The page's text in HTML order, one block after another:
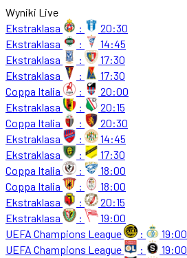
Wyniki Live
Ekstraklasa
:
20:30
Ekstraklasa
:
14:45
Ekstraklasa
:
17:30
Ekstraklasa
:
17:30
Coppa Italia
:
20:00
Ekstraklasa
:
20:15
Coppa Italia
:
20:30
Ekstraklasa
:
14:45
Ekstraklasa
:
17:30
Coppa Italia
:
18:00
Coppa Italia
:
18:00
Ekstraklasa
:
20:15
Ekstraklasa
:
19:00
UEFA Champions League
:
19:00
UEFA Champions League
:
19:00